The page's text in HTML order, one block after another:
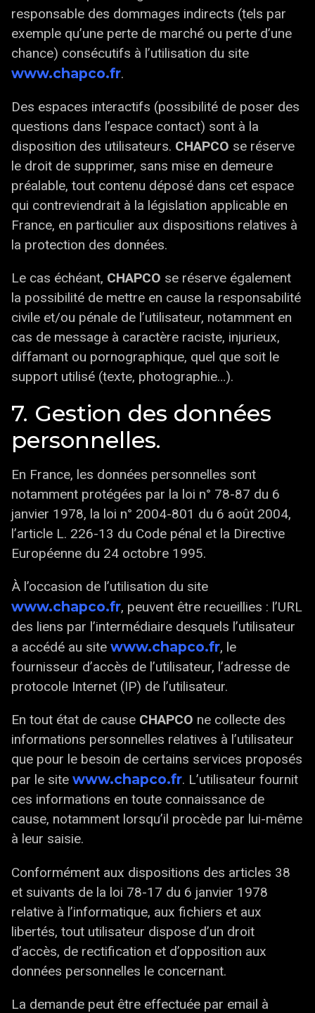
responsable des dommages indirects (tels par
exemple qu’une perte de marché ou perte d’une
chance) consécutifs à l’utilisation du site
www.chapco.fr.
Des espaces interactifs (possibilité de poser des
questions dans l’espace contact) sont à la
disposition des utilisateurs. CHAPCO se réserve
le droit de supprimer, sans mise en demeure
préalable, tout contenu déposé dans cet espace
qui contreviendrait à la législation applicable en
France, en particulier aux dispositions relatives à
la protection des données.
Le cas échéant, CHAPCO se réserve également
la possibilité de mettre en cause la responsabilité
civile et/ou pénale de l’utilisateur, notamment en
cas de message à caractère raciste, injurieux,
diffamant ou pornographique, quel que soit le
support utilisé (texte, photographie…).
7. Gestion des données
personnelles.
En France, les données personnelles sont
notamment protégées par la loi n° 78-87 du 6
janvier 1978, la loi n° 2004-801 du 6 août 2004,
l’article L. 226-13 du Code pénal et la Directive
Européenne du 24 octobre 1995.
À l’occasion de l’utilisation du site
www.chapco.fr, peuvent être recueillies : l’URL
des liens par l’intermédiaire desquels l’utilisateur
a accédé au site www.chapco.fr, le
fournisseur d’accès de l’utilisateur, l’adresse de
protocole Internet (IP) de l’utilisateur.
En tout état de cause CHAPCO ne collecte des
informations personnelles relatives à l’utilisateur
que pour le besoin de certains services proposés
par le site www.chapco.fr. L’utilisateur fournit
ces informations en toute connaissance de
cause, notamment lorsqu’il procède par lui-même
à leur saisie.
Conformément aux dispositions des articles 38
et suivants de la loi 78-17 du 6 janvier 1978
relative à l’informatique, aux fichiers et aux
libertés, tout utilisateur dispose d’un droit
d’accès, de rectification et d’opposition aux
données personnelles le concernant.
La demande peut être effectuée par email à